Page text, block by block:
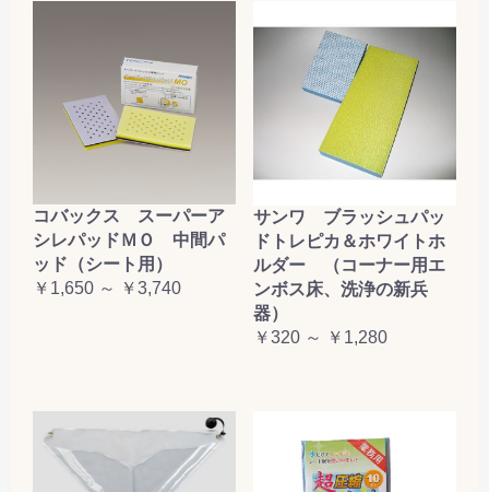
コバックス スーパーア
シレパッドＭＯ 中間パ
ッド（シート用）
￥1,650 ～ ￥3,740
サンワ ブラッシュパッ
ドトレピカ＆ホワイトホ
ルダー （コーナー用エ
ンボス床、洗浄の新兵
器）
￥320 ～ ￥1,280